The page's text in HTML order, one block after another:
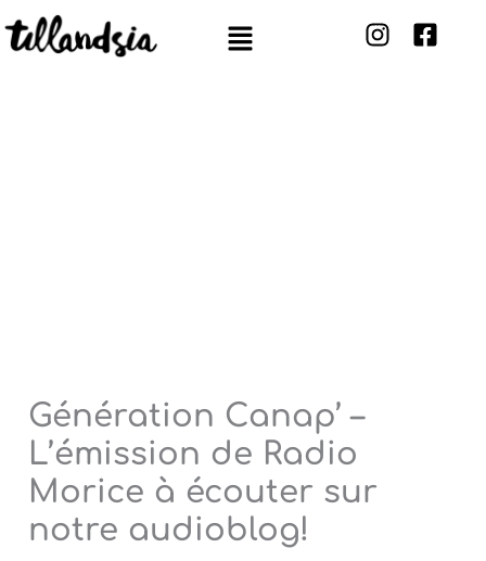
au
Menu
Génération Canap’ –
L’émission de Radio
Morice à écouter sur
notre audioblog!